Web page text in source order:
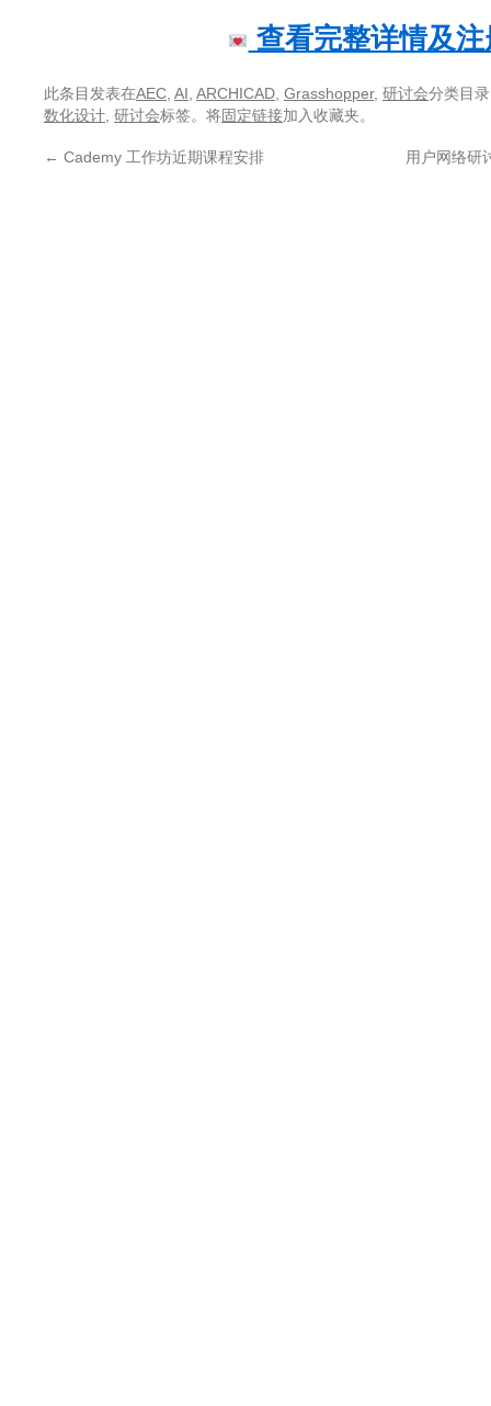
查看完整详情及
此条目发表在AEC AI ARCHICAD Grasshopper, 研讨会分类目
数化设计 研讨会标签。将固定链接加入收藏夹。
← Cademy 工作坊近期课程安排 用户网络研